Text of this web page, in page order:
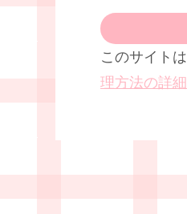
このサイト
理方法の詳